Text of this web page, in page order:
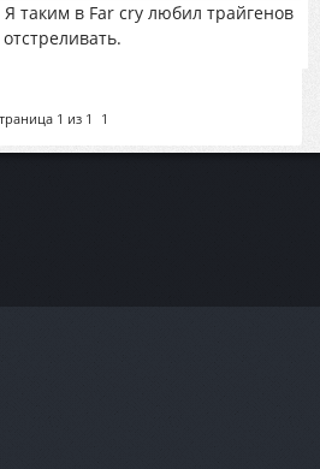
таким в Far cry любил трайгенов
отстреливать.
1 из 1 1